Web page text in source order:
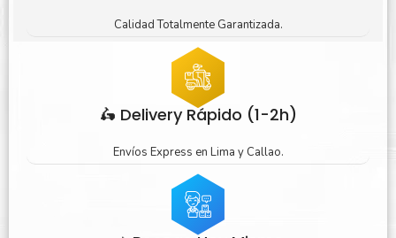
Calidad Totalmente Garantizada.
🛵 Delivery Rápido (1-2h)
Envíos Express en Lima y Callao.